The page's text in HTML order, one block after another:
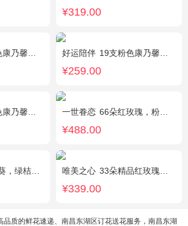
¥319.00
配适量石竹梅、黄莺。 好运陪伴 19支粉色康乃馨，3支多头香水百合，搭配满天星、黄莺装饰。
¥259.00
、满天星搭配。 一世眷恋 66朵红玫瑰，粉色石竹梅外围丰满围边，黑色丝带搭配
¥488.00
满，栀子叶搭配 唯美之心 33朵精品红玫瑰，搭配适量相思梅。
¥339.00
品质的鲜花速递、南昌东湖区订花送花服务，南昌东湖